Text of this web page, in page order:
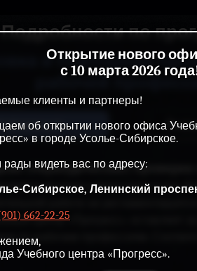
Открытие нового
с 10 марта 2026
клиенты и партнеры!
об открытии нового офиса
в городе Усолье-Сибирское.
рады видеть вас по адресу:
Сибирское, Ленинский
662-22-25
Учебного центра «Прогресс».
Подробности по
и повторная
рабочей
(периодическая) проверка
не реже одного раза в год.
работе не
Центр «Прогресс» оставляет
по рабочим профессиям.